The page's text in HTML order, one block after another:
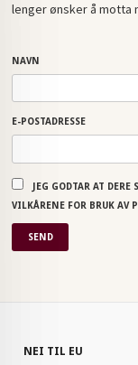
lenger ønsker å motta
NAVN
E-POSTADRESSE
JEG GODTAR AT
VILKÅRENE FOR BRUK AV
NEI TIL EU